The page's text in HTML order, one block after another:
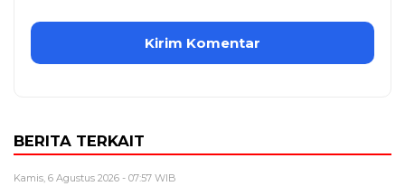
BERITA TERKAIT
Kamis, 6 Agustus 2026 - 07:57 WIB